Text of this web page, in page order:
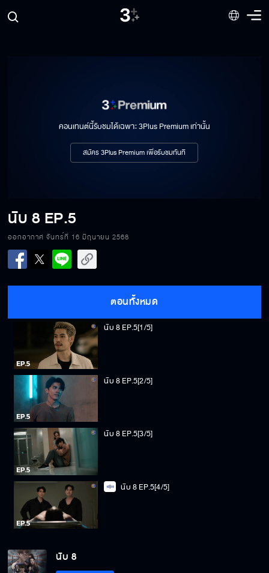
คอนเทนต์นี้รับชมได้เฉพาะ 3Plus Premium เท่านั้น
สมัคร 3Plus Premium เพื่อรับชมทันที
นับ 8EP.5
ออกอากาศ จันทร์ที่ 16 มิถุนายน 2568
ตอนทั้งหมด
นับ 8 EP.5[1/5]
นับ 8 EP.5[2/5]
นับ 8 EP.5[3/5]
นับ 8 EP.5[4/5]
นับ 8